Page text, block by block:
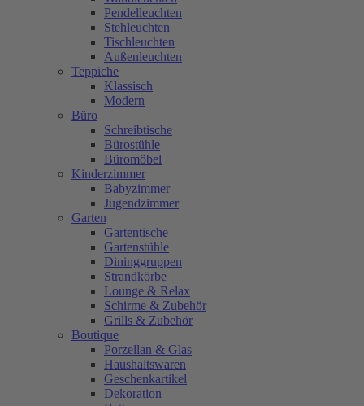
Pendelleuchten
Stehleuchten
Tischleuchten
Außenleuchten
Teppiche
Klassisch
Modern
Büro
Schreibtische
Bürostühle
Büromöbel
Kinderzimmer
Babyzimmer
Jugendzimmer
Garten
Gartentische
Gartenstühle
Dininggruppen
Strandkörbe
Lounge & Relax
Schirme & Zubehör
Grills & Zubehör
Boutique
Porzellan & Glas
Haushaltswaren
Geschenkartikel
Dekoration